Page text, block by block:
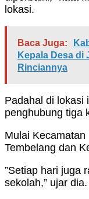
lokasi.
Baca Juga:
Kepala Desa di
Rinciannya
Padahal di lokasi
penghubung tiga
Mulai
Tembelang dan
”Setiap hari juga
sekolah,” ujar dia.